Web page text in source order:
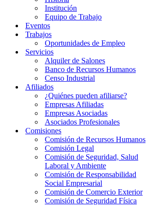
Institución
Equipo de Trabajo
Eventos
Trabajos
Oportunidades de Empleo
Servicios
Alquiler de Salones
Banco de Recursos Humanos
Censo Industrial
Afiliados
¿Quiénes pueden afiliarse?
Empresas Afiliadas
Empresas Asociadas
Asociados Profesionales
Comisiones
Comisión de Recursos Humanos
Comisión Legal
Comisión de Seguridad, Salud
Laboral y Ambiente
Comisión de Responsabilidad
Social Empresarial
Comisión de Comercio Exterior
Comisión de Seguridad Física